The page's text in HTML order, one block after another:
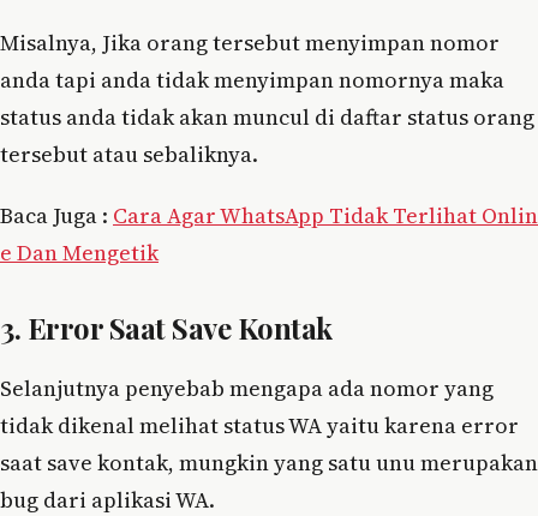
Misalnya, Jika orang tersebut menyimpan nomor
anda tapi anda tidak menyimpan nomornya maka
status anda tidak akan muncul di daftar status orang
tersebut atau sebaliknya.
Baca Juga : Cara Agar WhatsApp Tidak Terlihat Onlin
e Dan Mengetik
3. Error Saat Save Kontak
Selanjutnya penyebab mengapa ada nomor yang
tidak dikenal melihat status WA yaitu karena error
saat save kontak, mungkin yang satu unu merupakan
bug dari aplikasi WA.